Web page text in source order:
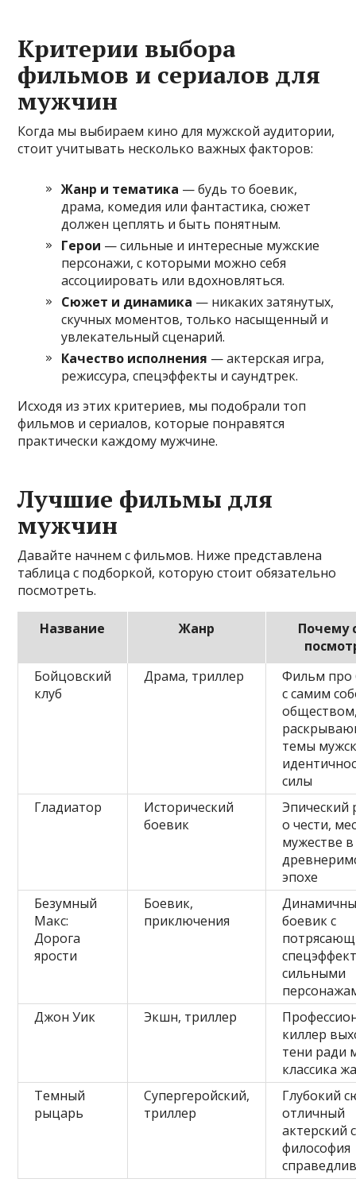
Критерии выбора
фильмов и сериалов для
мужчин
Когда мы выбираем кино для мужской аудитории,
стоит учитывать несколько важных факторов:
Жанр и тематика — будь то боевик,
драма, комедия или фантастика, сюжет
должен цеплять и быть понятным.
Герои — сильные и интересные мужские
персонажи, с которыми можно себя
ассоциировать или вдохновляться.
Сюжет и динамика — никаких затянутых,
скучных моментов, только насыщенный и
увлекательный сценарий.
Качество исполнения — актерская игра,
режиссура, спецэффекты и саундтрек.
Исходя из этих критериев, мы подобрали топ
фильмов и сериалов, которые понравятся
практически каждому мужчине.
Лучшие фильмы для
мужчин
Давайте начнем с фильмов. Ниже представлена
таблица с подборкой, которую стоит обязательно
посмотреть.
Название Жанр
Почему
Бойцовский
клуб
Драма, триллер
Фильм про
с самим
темы
силы
Гладиатор
Исторический
боевик
Эпический
о чести,
мужестве в
эпохе
Безумный
Макс:
Дорога
ярости
Боевик,
приключения
боевик с
сильными
Джон Уик
Экшн, триллер
киллер
тени ради
классика
Темный
рыцарь
Супергеройский,
триллер
Глубокий
отличный
актерский
философия